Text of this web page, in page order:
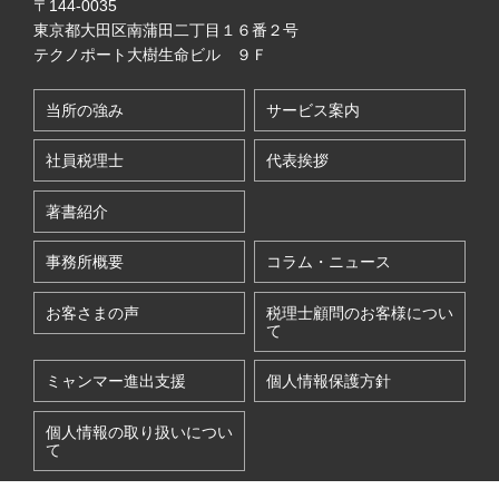
〒144-0035
東京都大田区南蒲田二丁目１６番２号
テクノポート大樹生命ビル ９Ｆ
当所の強み サービス案内
社員税理士 代表挨拶
著書紹介
事務所概要 コラム・ニュース
お客さまの声
税理士顧問のお客様につい
て
ミャンマー進出支援 個人情報保護方針
個人情報の取り扱いについ
て